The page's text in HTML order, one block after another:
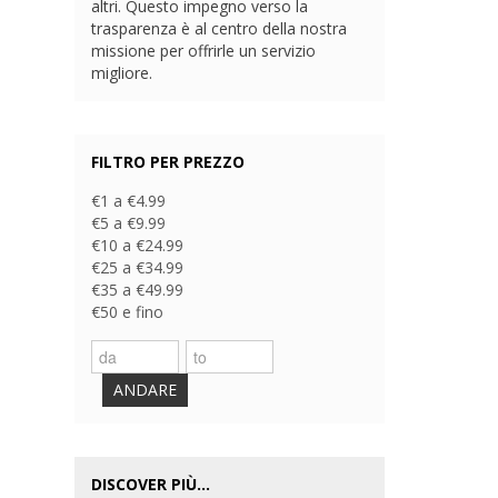
altri. Questo impegno verso la
trasparenza è al centro della nostra
missione per offrirle un servizio
migliore.
FILTRO PER PREZZO
€1 a €4.99
€5 a €9.99
€10 a €24.99
€25 a €34.99
€35 a €49.99
€50 e fino
ANDARE
DISCOVER PIÙ...